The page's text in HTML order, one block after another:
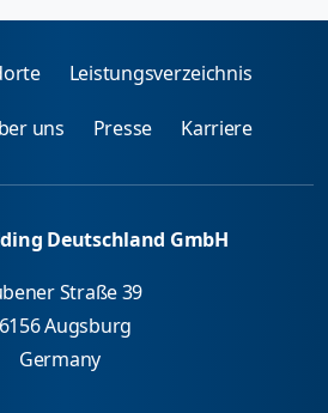
Leistungsverzeichnis
uns Presse Karriere
Deutschland GmbH
Straße 39
Augsburg
Germany